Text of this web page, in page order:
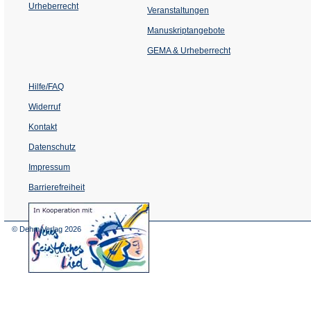
Urheberrecht Veranstaltungen
einem
Tab)
Manuskriptangebote
GEMA & Urheberrecht
Hilfe/FAQ
Widerruf
Kontakt
Datenschutz
Impressum
Barrierefreiheit
(Öffnet
in
© Dehm Verlag 2026